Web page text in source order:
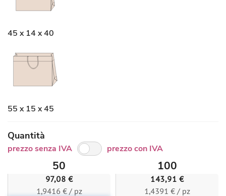
45 x 14 x 40
55 x 15 x 45
Quantità
prezzo senza IVA prezzo con IVA
50
97,08 €
1,9416 € / pz
100
143,91 €
1,4391 € / pz